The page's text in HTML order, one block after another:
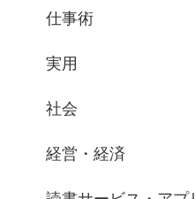
仕事術
実用
社会
経営・経済